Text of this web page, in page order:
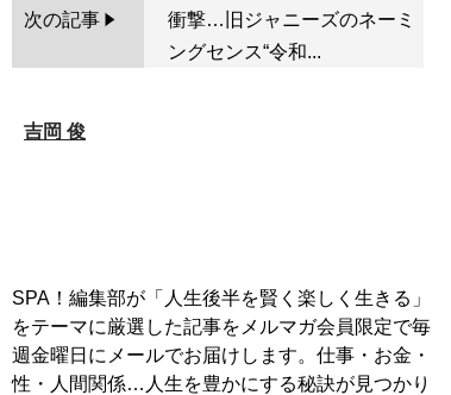
次の記事
衝撃…旧ジャニーズのネーミ
ングセンス“令和...
吉岡 俊
SPA！編集部が「人生後半を賢く楽しく生きる」
をテーマに厳選した記事をメルマガ会員限定で毎
週金曜日にメールでお届けします。仕事・お金・
性・人間関係…人生を豊かにする秘訣が見つかり